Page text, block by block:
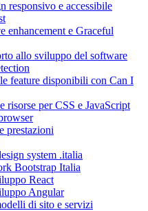
responsivo e accessibile
enhancement e Graceful
allo sviluppo del software
feature disponibili con Can I
risorse per CSS e JavaScript
prestazioni
system .italia
Bootstrap Italia
React
Angular
di sito e servizi